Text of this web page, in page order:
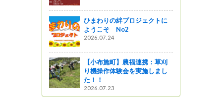
ひまわりの絆プロジェクトに
ようこそ No2
2026.07.24
【小布施町】農福連携：草刈
り機操作体験会を実施しまし
た！！
2026.07.23